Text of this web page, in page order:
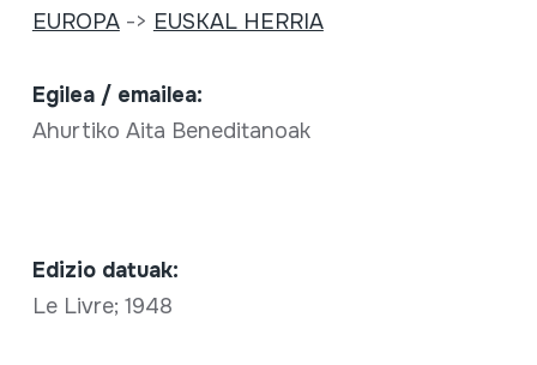
EUROPA-> EUSKAL HERRIA
Egilea / emailea:
Ahurtiko Aita Beneditanoak
Edizio datuak:
Le Livre; 1948